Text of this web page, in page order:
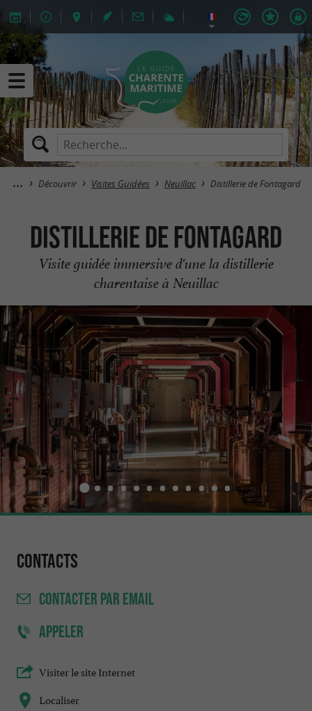
Découvrir Visites Guidées Neuillac Distillerie de Fontagard
Distillerie de Fontagard
Visite guidée immersive d'une la distillerie
charentaise à Neuillac
Contacts
CONTACTER PAR EMAIL
APPELER
Visiter le site Internet
Localiser